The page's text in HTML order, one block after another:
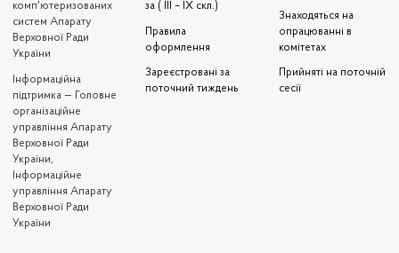
комп'ютеризованих
систем Апарату
Верховної Ради
України
Iнформаційна
підтримка — Головне
організаційне
управління Апарату
Верховної Ради
України,
Інформаційне
управління Апарату
Верховної Ради
України
за ( III – IX скл.)
Правила
оформлення
Зареєстровані за
поточний тиждень
Знаходяться на
опрацюванні в
комітетах
Прийняті на поточній
сесії